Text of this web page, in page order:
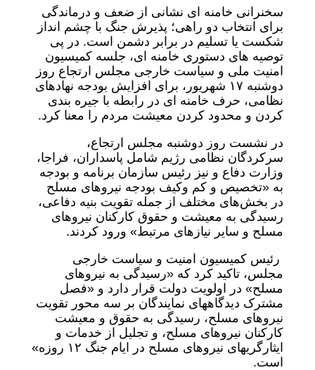
سخنرانی خامنه ای نشانی از ضعف و درماندگی
برای انتخاب دو راهی؛ پذیرش جنگ با چشم انداز
شکست یا تسلیم در برابر دشمن است. در پی
توصیه های دستوری خامنه ای، جلسه کمیسیون
امنیت ملی و سیاست خارجی مجلس ارتجاع روز
دوشنبه ۱۷ شهریور، برای افزایش بودجه نهادهای
نظامی، حرف خامنه ای در رابطه با جیره بندی
کردن و محدود کردن معیشت مردم را معنا کرد.
در نشست روز دوشنبه مجلس ارتجاع،
سرکردگان نظامی رژیم شامل پاسداران، فراجا،
وزارت دفاع و نیز رئیس سازمان برنامه و بودجه
به «تخصیص و کم‌ وکیف بودجه نیروهای مسلح
در بخش‌های مختلف از جمله تقویت بنیه دفاعی،
رسیدگی به معیشت و حقوق کارکنان نیروهای
مسلح و سایر نیازهای مرتبط» ورود کردند.
رئیس کمیسیون امنیت و سیاست خارجی
مجلس، تاکید کرد که «رسیدگی به نیروهای
مسلح» در اولویت دولت قرار دارد و «فصل
مشترک دیدگاههای نمایندگان بر سه محور تقویت
نیروهای مسلح، رسیدگی به حقوق و معیشت
کارکنان نیروهای مسلح، و تجلیل از خدمات و
ایثارگریهای نیروهای مسلح در ایام جنگ ۱۲ روزه»
است.